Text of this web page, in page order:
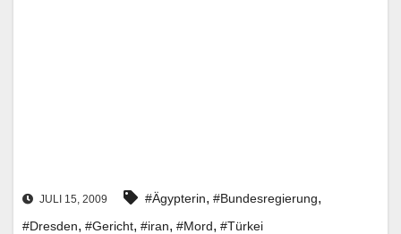
JULI 15, 2009 #Ägypterin, #Bundesregierung,
#Dresden, #Gericht, #iran, #Mord, #Türkei